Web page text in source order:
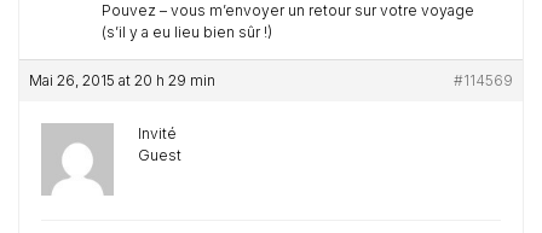
Pouvez – vous m’envoyer un retour sur votre voyage
(s’il y a eu lieu bien sûr !)
Mai 26, 2015 at 20 h 29 min #114569
Invité
Guest